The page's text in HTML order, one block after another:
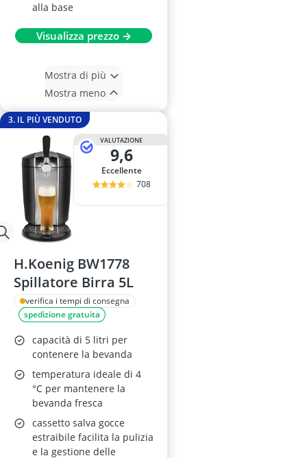
alla base
Visualizza prezzo →
Mostra di più
Mostra meno
3. IL PIÙ VENDUTO
VALUTAZIONE
9,6
Eccellente
708
H.Koenig BW1778
Spillatore Birra 5L
verifica i tempi di consegna
spedizione gratuita
capacità di 5 litri per
contenere la bevanda
temperatura ideale di 4
°C per mantenere la
bevanda fresca
cassetto salva gocce
estraibile facilita la pulizia
e la gestione delle